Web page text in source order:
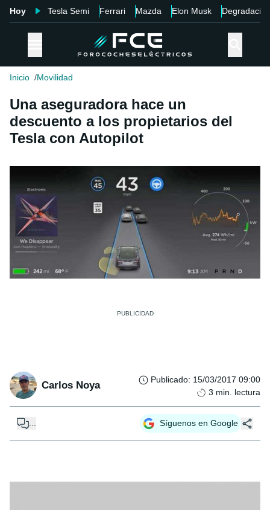
Hoy Tesla Semi Ferrari Mazda Elon Musk Degradación
Inicio Movilidad
Una aseguradora hace un
descuento a los propietarios del
Tesla con Autopilot
Carlos Noya Publicado: 15/03/2017 09:00
3 min. lectura
Síguenos en Google